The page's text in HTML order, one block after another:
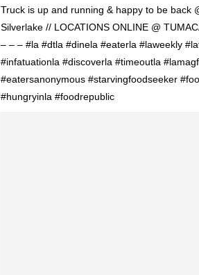
Truck is up and running & happy to be back
Silverlake // LOCATIONS ONLINE @
– – – #la #dtla #dinela #eaterla #laweekly
#infatuationla #discoverla #timeoutla
#eatersanonymous #starvingfoodseeker
#hungryinla #foodrepublic